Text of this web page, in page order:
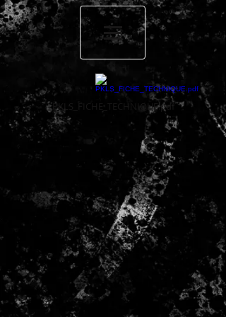
PKLS_FICHE_TECHNIQUE.pdf